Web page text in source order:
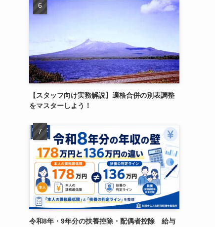
【スタッフ向け実務解説】適格合併の別表調整
をマスターしよう！
令和8年・9年分の扶養控除・配偶者控除 給与